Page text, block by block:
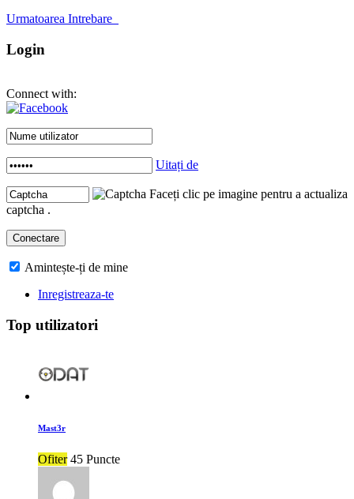
Urmatoarea Intrebare
Login
Connect with:
Uitați de
Faceți clic pe imagine pentru a actualiza
captcha .
Amintește-ți de mine
Inregistreaza-te
Top utilizatori
Mast3r
Ofiter 45 Puncte